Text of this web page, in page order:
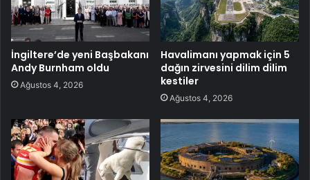
İngiltere’de yeni Başbakanı
Andy Burnham oldu
Ağustos 4, 2026
Havalimanı yapmak için 5
dağın zirvesini dilim dilim
kestiler
Ağustos 4, 2026